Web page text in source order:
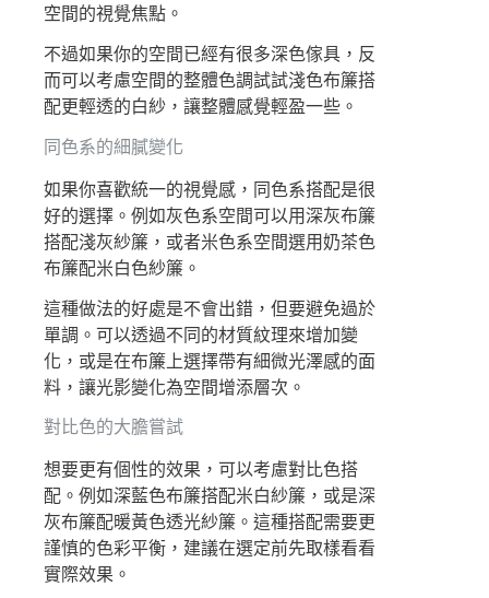
空間的視覺焦點。
不過如果你的空間已經有很多深色傢具，反
而可以考慮空間的整體色調試試淺色布簾搭
配更輕透的白紗，讓整體感覺輕盈一些。
同色系的細膩變化
如果你喜歡統一的視覺感，同色系搭配是很
好的選擇。例如灰色系空間可以用深灰布簾
搭配淺灰紗簾，或者米色系空間選用奶茶色
布簾配米白色紗簾。
這種做法的好處是不會出錯，但要避免過於
單調。可以透過不同的材質紋理來增加變
化，或是在布簾上選擇帶有細微光澤感的面
料，讓光影變化為空間增添層次。
對比色的大膽嘗試
想要更有個性的效果，可以考慮對比色搭
配。例如深藍色布簾搭配米白紗簾，或是深
灰布簾配暖黃色透光紗簾。這種搭配需要更
謹慎的色彩平衡，建議在選定前先取樣看看
實際效果。